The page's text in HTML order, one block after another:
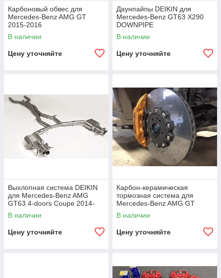
Карбоновый обвес для
Mercedes-Benz AMG GT
2015-2016
В наличии
Цену уточняйте
Даунпайпы DEIKIN для
Mercedes-Benz GT63 X290
DOWNPIPE
В наличии
Цену уточняйте
Выхлопная система DEIKIN
для Mercedes-Benz AMG
GT63 4-doors Coupe 2014-
2024+
В наличии
Цену уточняйте
Карбон-керамическая
тормозная система для
Mercedes-Benz AMG GT
2014-2024+
В наличии
Цену уточняйте